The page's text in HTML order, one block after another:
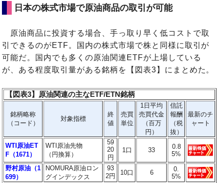
日本の株式市場で原油商品の取引が可能
原油商品に投資する場合、手っ取り早く低コストで取
引できるのがETF。国内の株式市場で株と同様に取引が
可能だ。国内でも多くの原油関連ETFが上場している
が、ある程度取引量がある銘柄を【図表3】にまとめた。
【図表3】原油関連の主なETF/ETN銘柄
銘柄略称
（コード）
対象指標
終
値
売買
単位
1日平均
売買代金
（百万
円）
信託
報酬
（税
抜）
最新のチ
ャート
WTI原油ET
F（1671）
WTI原油先物
（円換算）
59
20
円
1口 33
0.8
5%
野村原油（1
699）
NOMURA原油ロン
グインデックス
93
2円
10口 6
0.
5%